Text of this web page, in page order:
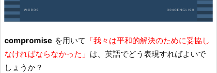
compromise を用いて 「我々は平和的解決のために妥協し
なければならなかった」 は、英語でどう表現すればよいで
しょうか？